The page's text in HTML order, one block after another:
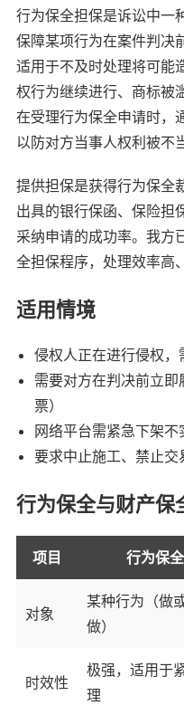
行为保全担保是诉讼中一
保障某项行为在案件判决
适用于不及时处理将可能
权行为继续进行、商标被
在受理行为保全申请时，
以防对方当事人权利被不
提供担保是获得行为保全
出具的银行保函、保险担
采纳申请的成功率。我方
全担保程序，处理效率高
适用情境
侵权人正在进行侵权
需要对方在判决前立
票）
网络平台需紧急下架
要求中止施工、禁止
行为保全与财产保
项目 行为保全
对象
某种行为（做
做）
时效性
极强，适用于
理